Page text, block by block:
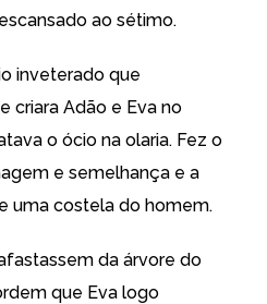
ao sétimo.
inveterado que
criara Adão e Eva no
o ócio na olaria. Fez o
e semelhança e a
uma costela do homem.
da árvore do
que Eva logo